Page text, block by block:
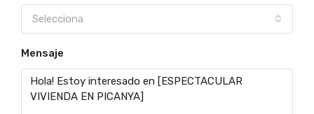
Selecciona
Mensaje